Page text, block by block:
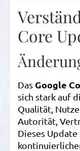
Core
Das Google
sich stark auf
Qualität,
Autorität,
Dieses